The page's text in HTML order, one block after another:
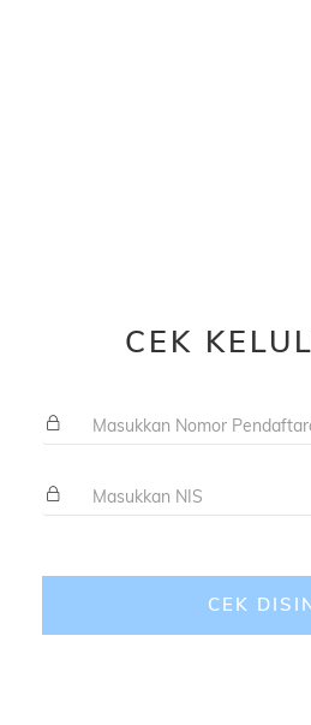
CEK
CEK